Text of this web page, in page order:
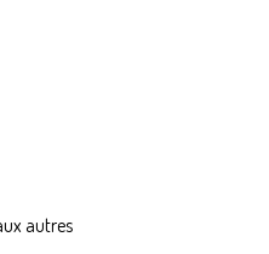
autres